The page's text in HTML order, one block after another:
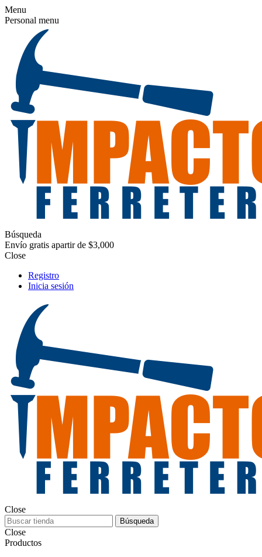
Menu
Personal menu
Búsqueda
Envío gratis apartir de $3,000
Close
Registro
Inicia sesión
Close
Búsqueda
Close
Productos